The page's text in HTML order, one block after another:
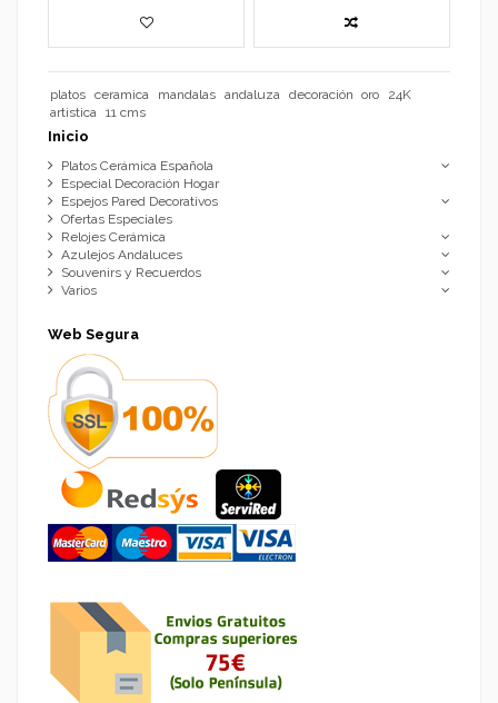
platos ceramica mandalas andaluza decoración oro
24K
artistica 11 cms
Inicio
Platos Cerámica Española
Especial Decoración Hogar
Espejos Pared Decorativos
Ofertas Especiales
Relojes Cerámica
Azulejos Andaluces
Souvenirs y Recuerdos
Varios
Web Segura